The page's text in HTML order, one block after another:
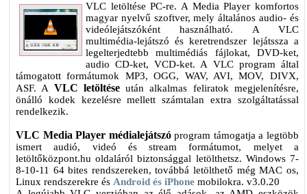
VLC letöltése PC-re. A Media Player komfortos
magyar nyelvű szoftver, mely általános audio- és
videólejátszóként használható. A VLC
multimédia-lejátszó és keretrendszer lejátssza a
legelterjedtebb multimédiás fájlokat, DVD-ket,
audio CD-ket, VCD-ket. A VLC program által
támogatott formátumok MP3, OGG, WAV, AVI, MOV, DIVX,
ASF. A VLC letöltéseután alkalmas feliratok megjelenítésre,
önálló kodek kezelésre mellett számtalan extra szolgáltatással
rendelkezik.
VLC Media Player médialejátszóprogram támogatja a legtöbb
ismert audió, videó és stream formátumot, melyet a
letöltőközpont.hu oldaláról biztonsággal letölthetsz. Windows 7-
8-10-11 64 bites rendszereken, továbbá letölthető még MAC os,
Linux rendszerekre ésAndroid és iPhone mobilokra. v3.0.20